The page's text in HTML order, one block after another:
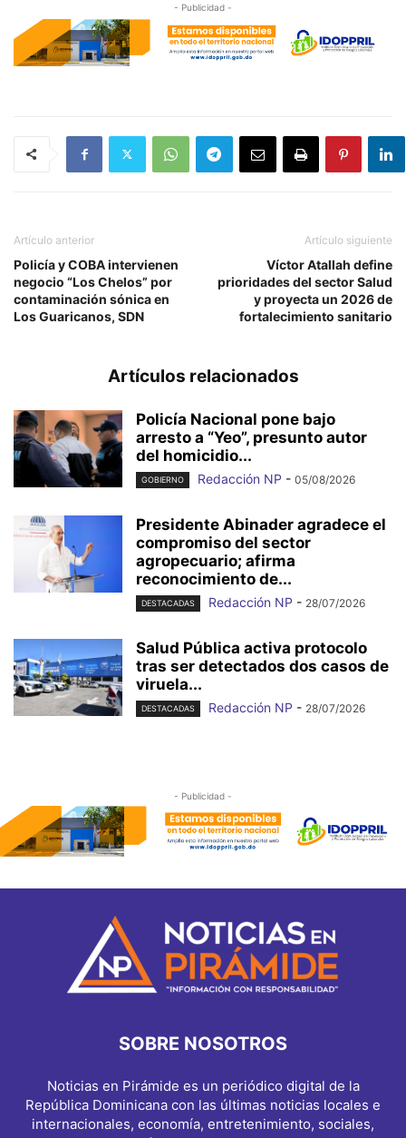
- Publicidad -
Artículo anterior
Policía y COBA intervienen
negocio “Los Chelos” por
contaminación sónica en
Los Guaricanos, SDN
Artículo siguiente
Víctor Atallah define
prioridades del sector Salud
y proyecta un 2026 de
fortalecimiento sanitario
Artículos relacionados
Policía Nacional pone bajo
arresto a “Yeo”, presunto autor
del homicidio...
GOBIERNO Redacción NP - 05/08/2026
Presidente Abinader agradece el
compromiso del sector
agropecuario; afirma
reconocimiento de...
DESTACADAS Redacción NP - 28/07/2026
Salud Pública activa protocolo
tras ser detectados dos casos de
viruela...
DESTACADAS Redacción NP - 28/07/2026
- Publicidad -
SOBRE NOSOTROS
Noticias en Pirámide es un periódico digital de la
República Dominicana con las últimas noticias locales e
internacionales, economía, entretenimiento, sociales,